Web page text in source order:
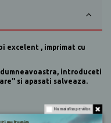
excelent , imprimat cu
introduceti
si apasati salveaza.
Nu mai afisa pe viitor.